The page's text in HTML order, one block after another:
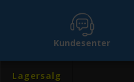
Kundesenter
Lagersalg